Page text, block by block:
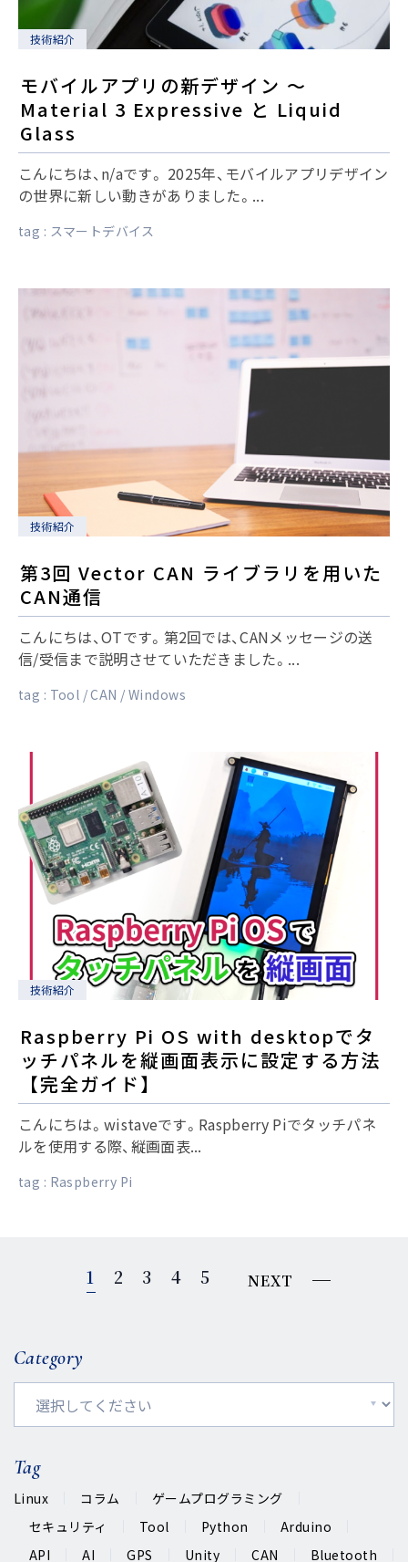
技術紹介
モバイルアプリの新デザイン 〜
Material 3 Expressive と Liquid
Glass
こんにちは、n/aです。 2025年、モバイルアプリデザイン
の世界に新しい動きがありました。...
tag : スマートデバイス
技術紹介
第3回 Vector CAN ライブラリを用いた
CAN通信
こんにちは、OTです。第2回では、CANメッセージの送
信/受信まで説明させていただきました。...
tag : Tool CAN Windows
技術紹介
Raspberry Pi OS with desktopでタ
ッチパネルを縦画面表示に設定する方法
【完全ガイド】
こんにちは。wistaveです。Raspberry Piでタッチパネ
ルを使用する際、縦画面表...
tag : Raspberry Pi
1 2 3 4 5 NEXT
Category
Tag
Linux コラム
ゲームプログラミング
セキュリティ
Tool Python
Arduino
API
AI GPS Unity CAN
Bluetooth